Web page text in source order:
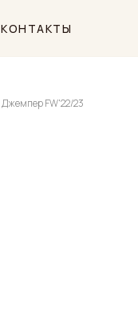
КОНТАКТЫ
Джемпер FW'22/23